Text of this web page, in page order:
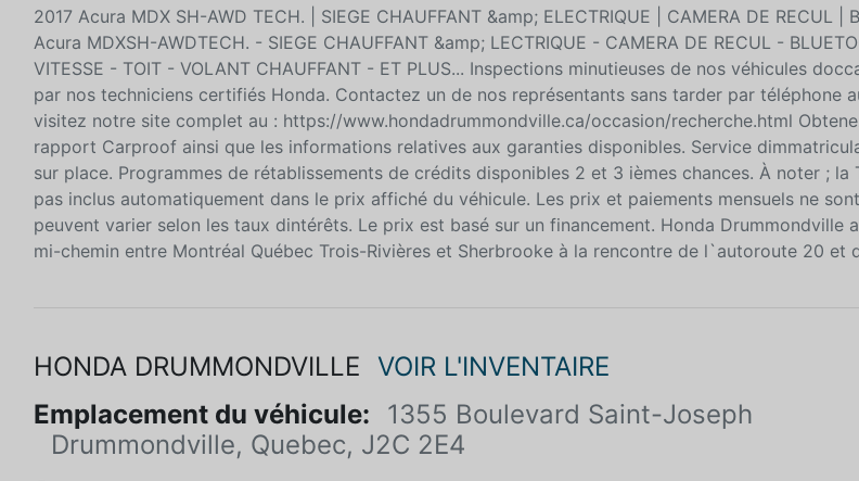
2017 Acura MDX SH-AWD TECH. | SIEGE CHAUFFANT &amp; ELECTRIQUE | CAMERA DE RECUL |
Acura MDXSH-AWDTECH. - SIEGE CHAUFFANT &amp; LECTRIQUE - CAMERA DE RECUL -
VITESSE - TOIT - VOLANT CHAUFFANT - ET PLUS... Inspections minutieuses de nos véhicules
par nos techniciens certifiés Honda. Contactez un de nos représentants sans tarder par téléphone
visitez notre site complet au : https://www.hondadrummondville.ca/occasion/recherche.html
rapport Carproof ainsi que les informations relatives aux garanties disponibles. Service
sur place. Programmes de rétablissements de crédits disponibles 2 et 3 ièmes chances. À noter ; la
pas inclus automatiquement dans le prix affiché du véhicule. Les prix et paiements mensuels ne
peuvent varier selon les taux dintérêts. Le prix est basé sur un financement. Honda Drummondville
mi-chemin entre Montréal Québec Trois-Rivières et Sherbrooke à la rencontre de l`autoroute 20 et
HONDA DRUMMONDVILLE VOIR L'INVENTAIRE
Emplacement du véhicule:
1355 Boulevard Saint-Joseph
Drummondville, Quebec, J2C 2E4